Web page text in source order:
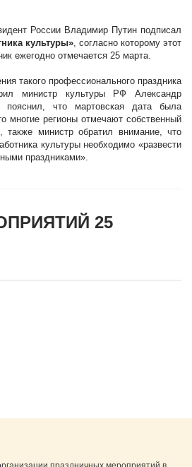
России Владимир Путин подписал
культуры», согласно которому этот
ежегодно отмечается 25 марта.
такого профессионального праздника
министр культуры РФ Александр
пояснил, что мартовская дата была
многие регионы отмечают собственный
также министр обратил внимание, что
культуры необходимо «развести
праздниками».
25